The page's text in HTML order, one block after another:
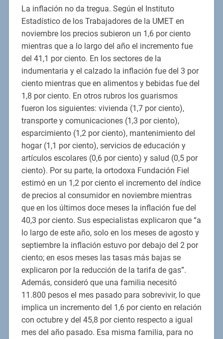
La inflación no da tregua. Según el Instituto
Estadístico de los Trabajadores de la UMET en
noviembre los precios subieron un 1,6 por ciento
mientras que a lo largo del año el incremento fue
del 41,1 por ciento. En los sectores de la
indumentaria y el calzado la inflación fue del 3 por
ciento mientras que en alimentos y bebidas fue del
1,8 por ciento. En otros rubros los guarismos
fueron los siguientes: vivienda (1,7 por ciento),
transporte y comunicaciones (1,3 por ciento),
esparcimiento (1,2 por ciento), mantenimiento del
hogar (1,1 por ciento), servicios de educación y
artículos escolares (0,6 por ciento) y salud (0,5 por
ciento). Por su parte, la ortodoxa Fundación Fiel
estimó en un 1,2 por ciento el incremento del índice
de precios al consumidor en noviembre mientras
que en los últimos doce meses la inflación fue del
40,3 por ciento. Sus especialistas explicaron que “a
lo largo de este año, solo en los meses de agosto y
septiembre la inflación estuvo por debajo del 2 por
ciento; en esos meses las tasas más bajas se
explicaron por la reducción de la tarifa de gas”.
Además, consideró que una familia necesitó
11.800 pesos el mes pasado para sobrevivir, lo que
implica un incremento del 1,6 por ciento en relación
con octubre y del 45,8 por ciento respecto a igual
mes del año pasado. Esa misma familia, para no